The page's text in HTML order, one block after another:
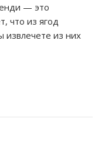
— это
что из ягод
извлечете из них